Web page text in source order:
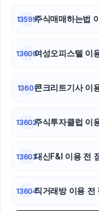
13599주식매매하는법
13600여성오피스텔 이
13601콘크리트기사 이
13602주식투자클럽 이
13603대신F&I 이용 전
13604직거래방 이용